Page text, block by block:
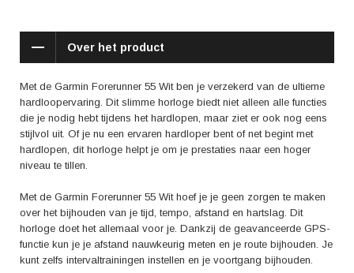
zonder stroom komt te zitten.
Het gevoel dat de Garmin Forerunner 55 Wit oproept, is dat van
vertrouwen en motivatie. Met dit horloge aan je pols kun je vol
vertrouwen je trainingen ingaan, wetende dat je alle informatie hebt die je
nodig hebt om je prestaties te verbeteren. Het stijlvolle ontwerp zorgt
ervoor dat je er tijdens het hardlopen ook nog eens goed uitziet.
functionele en stijlvolle hardlooppartner in huis. Doe jezelf een plezier en
til je hardloopervaring naar een hoger niveau met dit slimme horloge.
Begin vandaag nog met het verbeteren van je prestaties en geniet van
het gevoel van voldoening na elke succesvolle run.
Over het product
Met de Garmin Forerunner 55 Wit ben je verzekerd van de ultieme
hardloopervaring. Dit slimme horloge biedt niet alleen alle functies
die je nodig hebt tijdens het hardlopen, maar ziet er ook nog eens
stijlvol uit. Of je nu een ervaren hardloper bent of net begint met
hardlopen, dit horloge helpt je om je prestaties naar een hoger
niveau te tillen.
Met de Garmin Forerunner 55 Wit hoef je je geen zorgen te maken
over het bijhouden van je tijd, tempo, afstand en hartslag. Dit
horloge doet het allemaal voor je. Dankzij de geavanceerde GPS-
functie kun je je afstand nauwkeurig meten en je route bijhouden. Je
kunt zelfs intervaltrainingen instellen en je voortgang bijhouden.